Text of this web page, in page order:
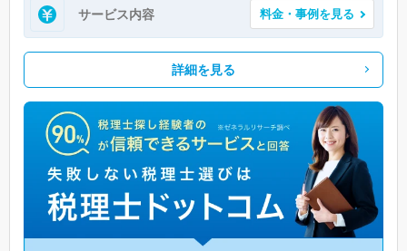
サービス内容 料金・事例を見る
詳細を見る